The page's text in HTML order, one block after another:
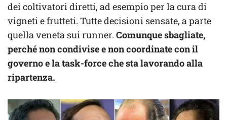
dei coltivatori diretti, ad esempio per la cura di
vigneti e frutteti. Tutte decisioni sensate, a parte
quella veneta sui runner. Comunque sbagliate,
perché non condivise e non coordinate con il
governo e la task-force che sta lavorando alla
ripartenza.